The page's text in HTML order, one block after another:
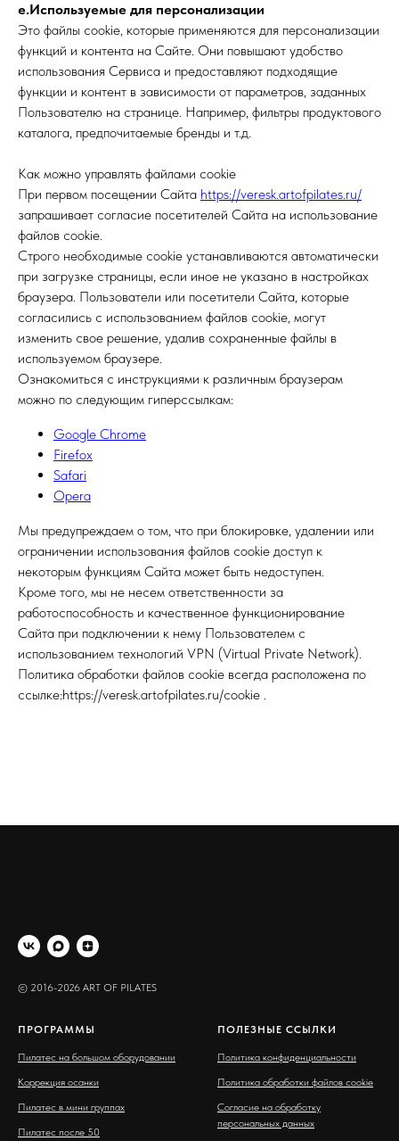
е.Используемые для персонализации
Это файлы cookie, которые применяются для персонализации
функций и контента на Сайте. Они повышают удобство
использования Сервиса и предоставляют подходящие
функции и контент в зависимости от параметров, заданных
Пользователю на странице. Например, фильтры продуктового
каталога, предпочитаемые бренды и т.д.
Как можно управлять файлами cookie
При первом посещении Сайта https://veresk.artofpilates.ru/
запрашивает согласие посетителей Сайта на использование
файлов cookie.
Строго необходимые cookie устанавливаются автоматически
при загрузке страницы, если иное не указано в настройках
браузера. Пользователи или посетители Сайта, которые
согласились с использованием файлов cookie, могут
изменить свое решение, удалив сохраненные файлы в
используемом браузере.
Ознакомиться с инструкциями к различным браузерам
можно по следующим гиперссылкам:
Google Chrome
Firefox
Safari
Opera
Мы предупреждаем о том, что при блокировке, удалении или
ограничении использования файлов cookie доступ к
некоторым функциям Сайта может быть недоступен.
Кроме того, мы не несем ответственности за
работоспособность и качественное функционирование
Сайта при подключении к нему Пользователем с
использованием технологий VPN (Virtual Private Network).
Политика обработки файлов cookie всегда расположена по
ссылке:https://veresk.artofpilates.ru/cookie .
© 2016-2026 ART OF PILATES
ПРОГРАММЫ
Пилатес на большом оборудовании
Коррекция осанки
Пилатес в мини группах
Пилатес после 50
ПОЛЕЗНЫЕ ССЫЛКИ
Политика конфиденциальности
Политика обработки файлов cookie
Согласие на обработку
персональных данных